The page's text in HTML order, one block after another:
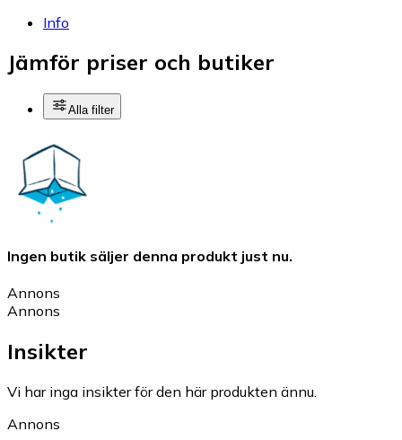
Info
Jämför priser och butiker
Alla filter
Ingen butik säljer denna produkt just nu.
Annons
Annons
Insikter
Vi har inga insikter för den här produkten ännu.
Annons